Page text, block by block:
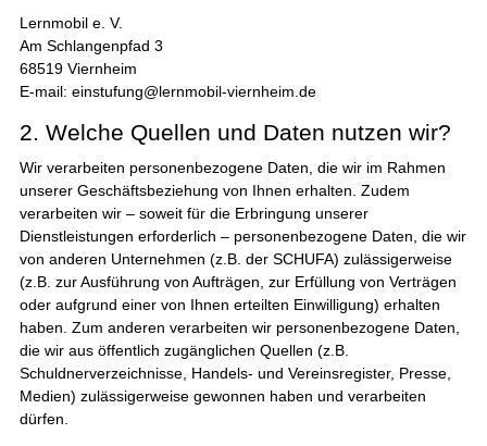
Lernmobil e. V.
Am Schlangenpfad 3
68519 Viernheim
E-mail: einstufung@lernmobil-viernheim.de
2. Welche Quellen und Daten nutzen wir?
Wir verarbeiten personenbezogene Daten, die wir im Rahmen
unserer Geschäftsbeziehung von Ihnen erhalten. Zudem
verarbeiten wir – soweit für die Erbringung unserer
Dienstleistungen erforderlich – personenbezogene Daten, die wir
von anderen Unternehmen (z.B. der SCHUFA) zulässigerweise
(z.B. zur Ausführung von Aufträgen, zur Erfüllung von Verträgen
oder aufgrund einer von Ihnen erteilten Einwilligung) erhalten
haben. Zum anderen verarbeiten wir personenbezogene Daten,
die wir aus öffentlich zugänglichen Quellen (z.B.
Schuldnerverzeichnisse, Handels- und Vereinsregister, Presse,
Medien) zulässigerweise gewonnen haben und verarbeiten
dürfen.